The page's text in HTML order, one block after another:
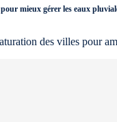
mieux gérer les eaux
des villes pour